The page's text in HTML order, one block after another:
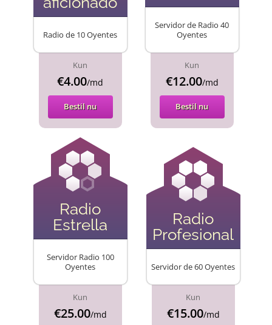
Radio de 10 Oyentes
Kun
€4.00/md
Bestil nu
Servidor de Radio 40
Oyentes
Kun
€12.00/md
Bestil nu
Radio
Estrella
Servidor Radio 100
Oyentes
Kun
€25.00/md
Radio
Profesional
Servidor de 60 Oyentes
Kun
€15.00/md